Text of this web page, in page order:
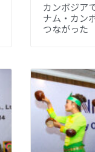
カンボジア
ナム・カン
つながった